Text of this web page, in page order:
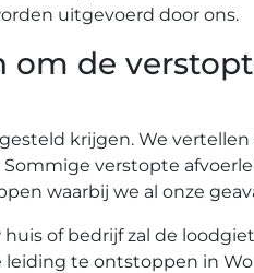
uitgevoerd door ons.
om de
krijgen. We
verstopte
waarbij we al onze
of bedrijf zal de
te ontstoppen in